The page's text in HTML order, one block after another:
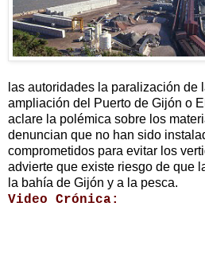
las autoridades la paralización de
ampliación del Puerto de Gijón o
aclare la polémica sobre los
denuncian que no han sido
comprometidos para evitar los
advierte que existe riesgo de que
la bahía de Gijón y a la pesca.
Video Crónica: